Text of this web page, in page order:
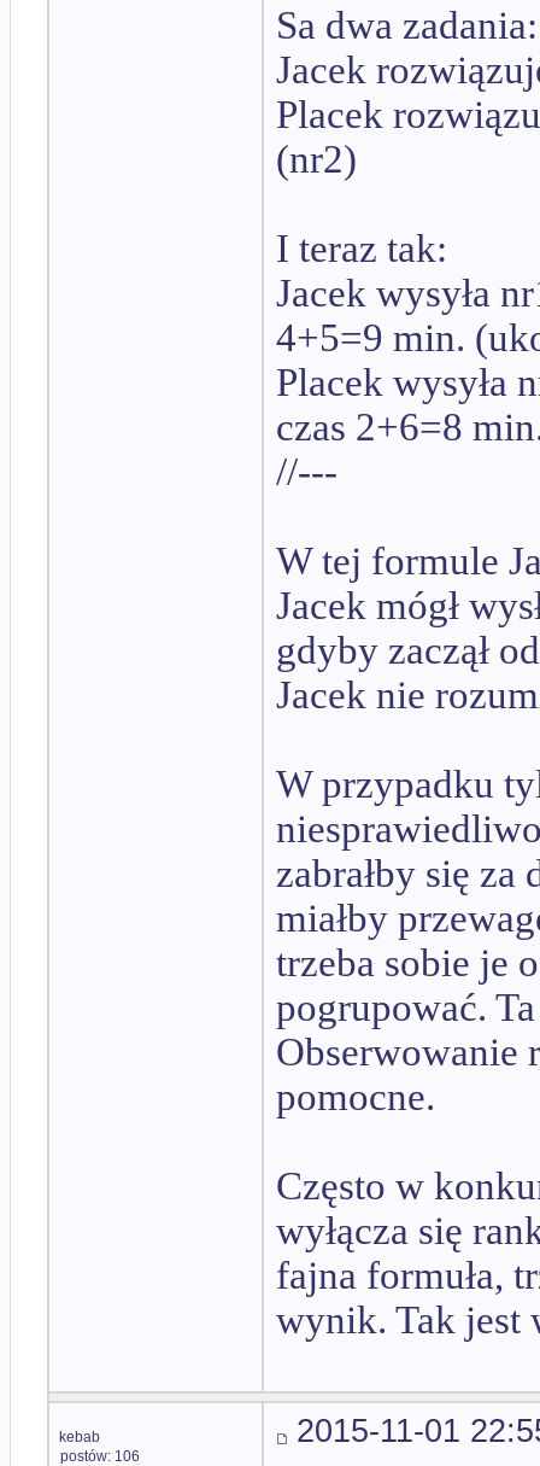
Sa dwa
Jacek
Placek
(nr2)
I teraz tak:
Jacek wysyła
4+5=9 min.
Placek wysyła
czas 2+6=8
//---
W tej formule
Jacek mógł
gdyby zaczął
Jacek nie
W przypadku
zabrałby się
miałby
trzeba sobie je
pogrupować.
Obserwowanie
pomocne.
Często w
wyłącza się
fajna formuła,
wynik. Tak jest
kebab
postów: 106
2015-11-01